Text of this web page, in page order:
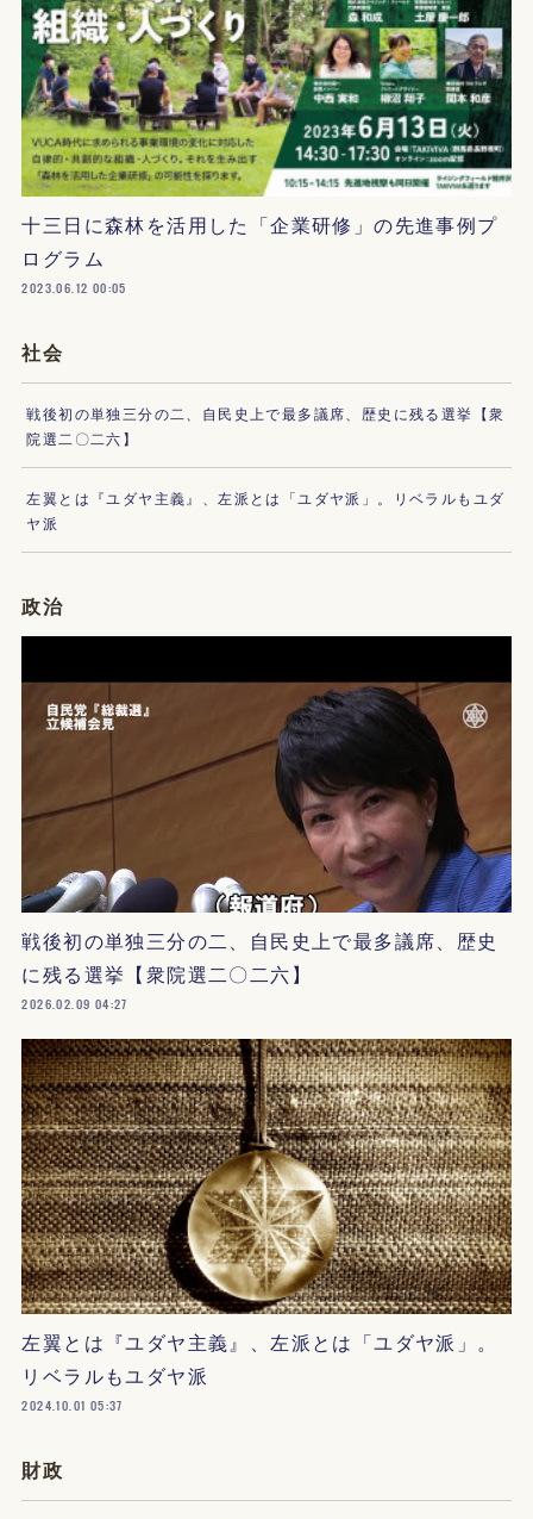
十三日に森林を活用した「企業研修」の先進事例プ
ログラム
2023.06.12 00:05
社会
戦後初の単独三分の二、自民史上で最多議席、歴史に残る選挙【衆
院選二〇二六】
左翼とは『ユダヤ主義』、左派とは「ユダヤ派」。リベラルもユダ
ヤ派
政治
戦後初の単独三分の二、自民史上で最多議席、歴史
に残る選挙【衆院選二〇二六】
2026.02.09 04:27
左翼とは『ユダヤ主義』、左派とは「ユダヤ派」。
リベラルもユダヤ派
2024.10.01 05:37
財政